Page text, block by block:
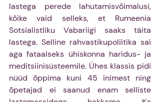
lastega perede lahutamisvõimalusi,
kõike vaid selleks, et Rumeenia
Sotsialistliku Vabariigi saaks täita
lastega. Selline rahvastikupoliitika sai
aga fataalseks ühiskonna haridus- ja
meditsiinisüsteemile. Ühes klassis pidi
nüüd õppima kuni 45 inimest ning
õpetajad ei saanud enam selliste